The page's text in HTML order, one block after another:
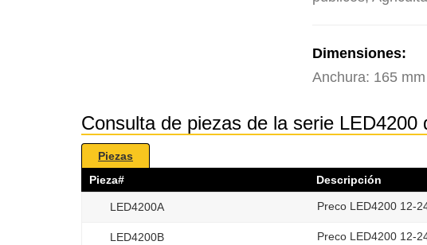
Dimensiones:
Anchura: 165
Consulta de piezas de la serie LED4200
Piezas
Pieza#
Descripción
LED4200A Preco LED4200 12-
LED4200B Preco LED4200 12-